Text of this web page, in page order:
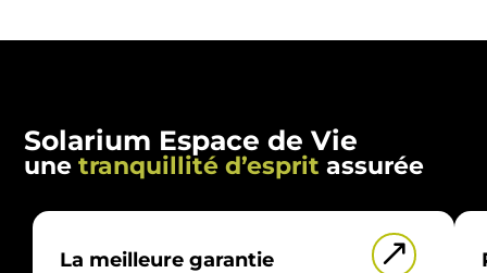
Solarium Espace de Vie
unetranquillité d’esprit assurée
&
La meilleure garantie